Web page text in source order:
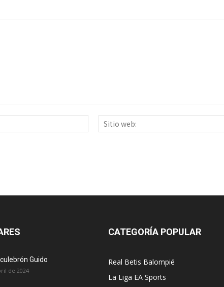
Correo
electrónico:*
Guido
de 2024
CATEGORÍA POPULAR
Real Betis Balompié
La Liga EA Sports